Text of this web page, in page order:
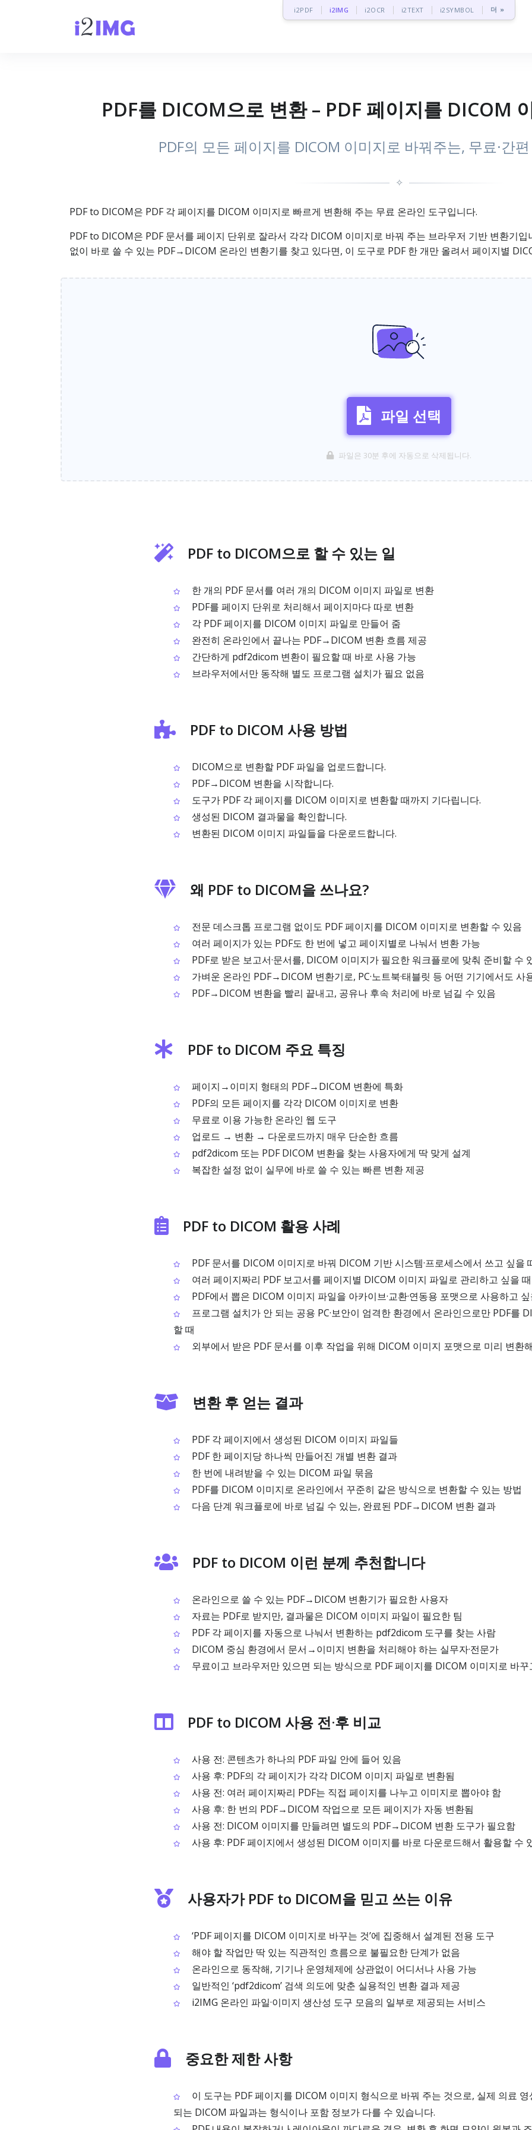
i2PDF i2IMG i2OCR i2TEXT i2SYMBOL 더 »
PDF를 DICOM으로 변환 – PDF 페이지를 DICOM
PDF의 모든 페이지를 DICOM 이미지로 바꿔주는, 무료·간
✧
PDF to DICOM은 PDF 각 페이지를 DICOM 이미지로 빠르게 변환해 주는 무료 온라인 도구입니다.
PDF to DICOM은 PDF 문서를 페이지 단위로 잘라서 각각 DICOM 이미지로 바꿔 주는 브라우저 기반 변환기
없이 바로 쓸 수 있는 PDF→DICOM 온라인 변환기를 찾고 있다면, 이 도구로 PDF 한 개만 올려서 페이지별
파일 선택
파일은 30분 후에 자동으로 삭제됩니다.
PDF to DICOM으로 할 수 있는 일
한 개의 PDF 문서를 여러 개의 DICOM 이미지 파일로 변환
PDF를 페이지 단위로 처리해서 페이지마다 따로 변환
각 PDF 페이지를 DICOM 이미지 파일로 만들어 줌
완전히 온라인에서 끝나는 PDF→DICOM 변환 흐름 제공
간단하게 pdf2dicom 변환이 필요할 때 바로 사용 가능
브라우저에서만 동작해 별도 프로그램 설치가 필요 없음
PDF to DICOM 사용 방법
DICOM으로 변환할 PDF 파일을 업로드합니다.
PDF→DICOM 변환을 시작합니다.
도구가 PDF 각 페이지를 DICOM 이미지로 변환할 때까지 기다립니다.
생성된 DICOM 결과물을 확인합니다.
변환된 DICOM 이미지 파일들을 다운로드합니다.
왜 PDF to DICOM을 쓰나요?
전문 데스크톱 프로그램 없이도 PDF 페이지를 DICOM 이미지로 변환할 수 있음
여러 페이지가 있는 PDF도 한 번에 넣고 페이지별로 나눠서 변환 가능
PDF로 받은 보고서·문서를, DICOM 이미지가 필요한 워크플로에 맞춰 준비할 수
가벼운 온라인 PDF→DICOM 변환기로, PC·노트북·태블릿 등 어떤 기기에서도 사
PDF→DICOM 변환을 빨리 끝내고, 공유나 후속 처리에 바로 넘길 수 있음
PDF to DICOM 주요 특징
페이지→이미지 형태의 PDF→DICOM 변환에 특화
PDF의 모든 페이지를 각각 DICOM 이미지로 변환
무료로 이용 가능한 온라인 웹 도구
업로드 → 변환 → 다운로드까지 매우 단순한 흐름
pdf2dicom 또는 PDF DICOM 변환을 찾는 사용자에게 딱 맞게 설계
복잡한 설정 없이 실무에 바로 쓸 수 있는 빠른 변환 제공
PDF to DICOM 활용 사례
PDF 문서를 DICOM 이미지로 바꿔 DICOM 기반 시스템·프로세스에서 쓰고 싶을
여러 페이지짜리 PDF 보고서를 페이지별 DICOM 이미지 파일로 관리하고 싶을 때
PDF에서 뽑은 DICOM 이미지 파일을 아카이브·교환·연동용 포맷으로 사용하고
프로그램 설치가 안 되는 공용 PC·보안이 엄격한 환경에서 온라인으로만 PDF를
할 때
외부에서 받은 PDF 문서를 이후 작업을 위해 DICOM 이미지 포맷으로 미리 변환
변환 후 얻는 결과
PDF 각 페이지에서 생성된 DICOM 이미지 파일들
PDF 한 페이지당 하나씩 만들어진 개별 변환 결과
한 번에 내려받을 수 있는 DICOM 파일 묶음
PDF를 DICOM 이미지로 온라인에서 꾸준히 같은 방식으로 변환할 수 있는 방법
다음 단계 워크플로에 바로 넘길 수 있는, 완료된 PDF→DICOM 변환 결과
PDF to DICOM 이런 분께 추천합니다
온라인으로 쓸 수 있는 PDF→DICOM 변환기가 필요한 사용자
자료는 PDF로 받지만, 결과물은 DICOM 이미지 파일이 필요한 팀
PDF 각 페이지를 자동으로 나눠서 변환하는 pdf2dicom 도구를 찾는 사람
DICOM 중심 환경에서 문서→이미지 변환을 처리해야 하는 실무자·전문가
무료이고 브라우저만 있으면 되는 방식으로 PDF 페이지를 DICOM 이미지로 바
PDF to DICOM 사용 전·후 비교
사용 전: 콘텐츠가 하나의 PDF 파일 안에 들어 있음
사용 후: PDF의 각 페이지가 각각 DICOM 이미지 파일로 변환됨
사용 전: 여러 페이지짜리 PDF는 직접 페이지를 나누고 이미지로 뽑아야 함
사용 후: 한 번의 PDF→DICOM 작업으로 모든 페이지가 자동 변환됨
사용 전: DICOM 이미지를 만들려면 별도의 PDF→DICOM 변환 도구가 필요함
사용 후: PDF 페이지에서 생성된 DICOM 이미지를 바로 다운로드해서 활용할 수
사용자가 PDF to DICOM을 믿고 쓰는 이유
‘PDF 페이지를 DICOM 이미지로 바꾸는 것’에 집중해서 설계된 전용 도구
해야 할 작업만 딱 있는 직관적인 흐름으로 불필요한 단계가 없음
온라인으로 동작해, 기기나 운영체제에 상관없이 어디서나 사용 가능
일반적인 ‘pdf2dicom’ 검색 의도에 맞춘 실용적인 변환 결과 제공
i2IMG 온라인 파일·이미지 생산성 도구 모음의 일부로 제공되는 서비스
중요한 제한 사항
이 도구는 PDF 페이지를 DICOM 이미지 형식으로 바꿔 주는 것으로, 실제 의료
되는 DICOM 파일과는 형식이나 포함 정보가 다를 수 있습니다.